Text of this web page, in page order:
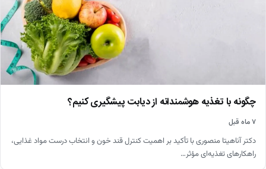
چگونه با تغذیه هوشمندانه از دیابت پیشگیری کنیم؟
۷ ماه قبل
دکتر آناهیتا منصوری با تأکید بر اهمیت کنترل قند خون و انتخاب درست مواد غذایی،
راهکارهای تغذیه‌ای مؤثر…